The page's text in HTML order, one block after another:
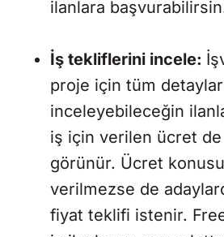
ilanlara
İş tekliflerini incele:
proje için tüm
inceleyebileceğin
iş için verilen ücret
görünür. Ücret
verilmezse de
fiyat teklifi istenir.